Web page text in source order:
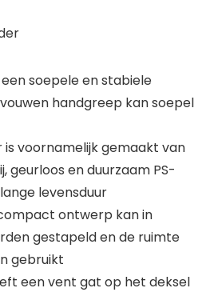
soepele en stabiele
handgreep kan soepel
is voornamelijk gemaakt van
geurloos en duurzaam PS-
levensduur
ontwerp kan in
gestapeld en de ruimte
gebruikt
een vent gat op het deksel